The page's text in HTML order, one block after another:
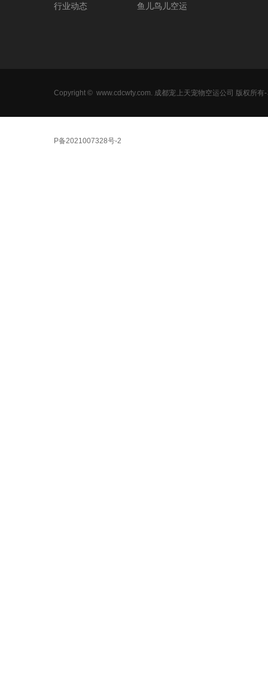
行业动态 鱼儿鸟儿空运
Copyright © www.cdcwty.com . 成都宠上天宠物空运公司 版权所
P备2021007328号-2